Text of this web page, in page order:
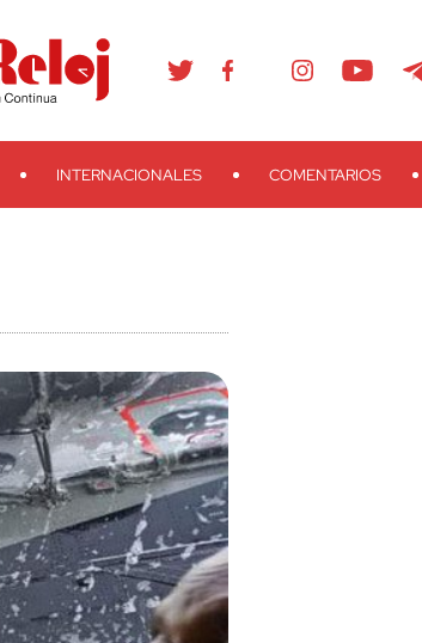
Search
INTERNACIONALES COMENTARIOS